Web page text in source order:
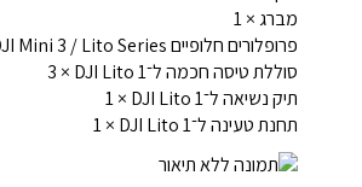
מברג ‏× 1
פרופלורים חלופיים DJI Mini 3 / Lito Series (זוג) ‏× 3
סוללת טיסה חכמה ל־DJI Lito 1 ‏× 3
תיק נשיאה ל־DJI Lito 1 ‏× 1
תחנת טעינה ל־DJI Lito 1 ‏× 1